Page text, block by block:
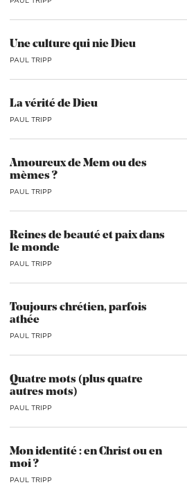
Une culture qui nie Dieu
PAUL TRIPP
La vérité de Dieu
PAUL TRIPP
Amoureux de Mem ou des
mèmes ?
PAUL TRIPP
Reines de beauté et paix dans
le monde
PAUL TRIPP
Toujours chrétien, parfois
athée
PAUL TRIPP
Quatre mots (plus quatre
autres mots)
PAUL TRIPP
Mon identité : en Christ ou en
moi ?
PAUL TRIPP